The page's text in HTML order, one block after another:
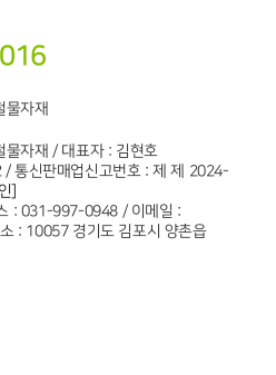
물자재 / 대표자 : 김현호
통신판매업신고번호 : 제 제 2024-
]
: 031-997-0948 / 이메일 :
: 10057 경기도 김포시 양촌읍
물자재